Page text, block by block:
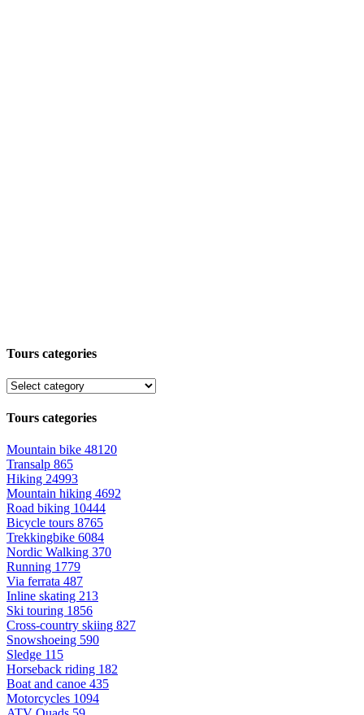
Tours categories
Tours categories
Mountain bike 48120
Transalp 865
Hiking 24993
Mountain hiking 4692
Road biking 10444
Bicycle tours 8765
Trekkingbike 6084
Nordic Walking 370
Running 1779
Via ferrata 487
Inline skating 213
Ski touring 1856
Cross-country skiing 827
Snowshoeing 590
Sledge 115
Horseback riding 182
Boat and canoe 435
Motorcycles 1094